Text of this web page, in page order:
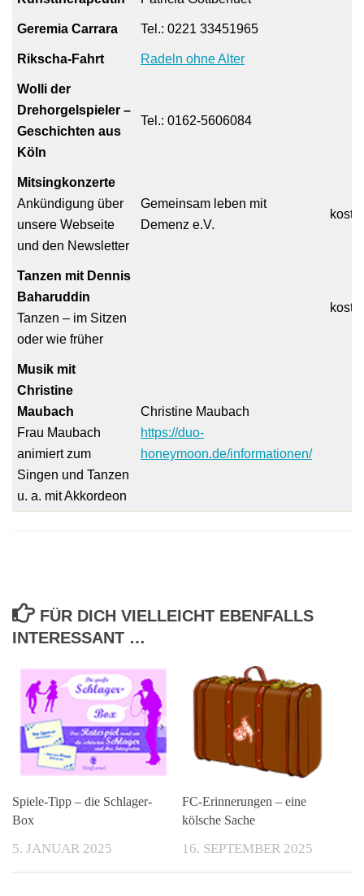
Geremia Carrara Tel.: 0221 33451965
Rikscha-Fahrt Radeln ohne Alter
Wolli der
Drehorgelspieler –
Geschichten aus
Köln
Tel.: 0162-5606084
Mitsingkonzerte
Ankündigung über
unsere Webseite
und den Newsletter
Gemeinsam leben mit
Demenz e.V.
Tanzen mit Dennis
Baharuddin
Tanzen – im Sitzen
oder wie früher
Musik mit
Christine
Maubach
Frau Maubach
animiert zum
Singen und Tanzen
u. a. mit Akkordeon
Christine Maubach
https://duo-
honeymoon.de/informationen/
FÜR DICH VIELLEICHT EBENFALLS
INTERESSANT …
Spiele-Tipp – die Schlager-
Box
5. JANUAR 2025
FC-Erinnerungen – eine
kölsche Sache
16. SEPTEMBER 2025